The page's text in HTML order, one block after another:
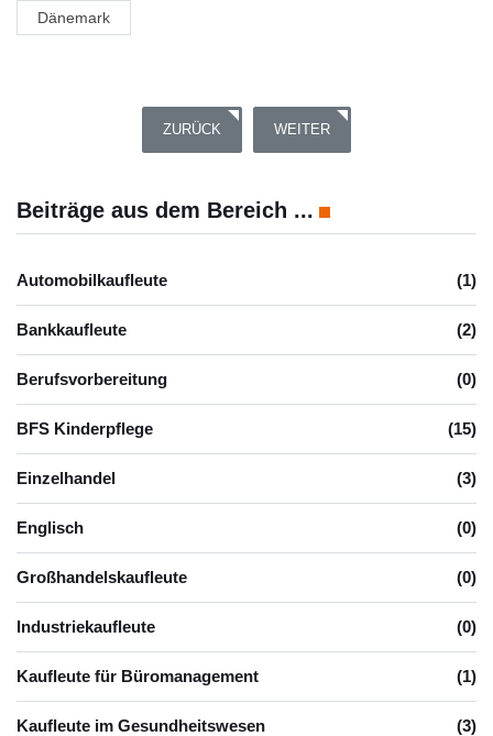
Dänemark
VORHERIGER BEITRAG: GALWAY – A
ZURÜCK NÄCHSTER BEITRAG:
WEITER
Beiträge aus dem Bereich ...
Automobilkaufleute (1)
Bankkaufleute (2)
Berufsvorbereitung (0)
BFS Kinderpflege (15)
Einzelhandel (3)
Englisch (0)
Großhandelskaufleute (0)
Industriekaufleute (0)
Kaufleute für Büromanagement (1)
Kaufleute im Gesundheitswesen (3)